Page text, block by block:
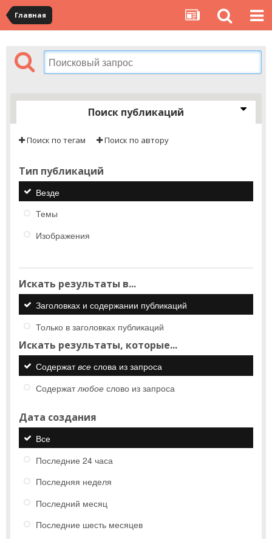
Главная
Поиск публикаций
Поиск по тегам Поиск по автору
Тип публикаций
Везде
Темы
Изображения
Искать результаты в...
Заголовках и содержании публикаций
Только в заголовках публикаций
Искать результаты, которые...
Содержатвсе слова из запроса
Содержатлюбое слово из запроса
Дата создания
Все
Последние 24 часа
Последняя неделя
Последний месяц
Последние шесть месяцев